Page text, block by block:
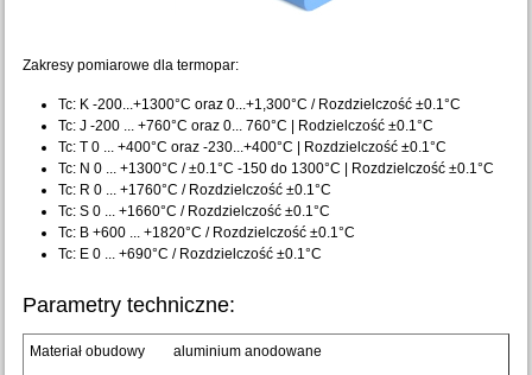
Zakresy pomiarowe dla termopar:
Tc: K -200...+1300°C oraz 0...+1,300°C / Rozdzielczość ±0.1°C
Tc: J -200 ... +760°C oraz 0... 760°C | Rodzielczość ±0.1°C
Tc: T 0 ... +400°C oraz -230...+400°C | Rozdzielczość ±0.1°C
Tc: N 0 ... +1300°C / ±0.1°C -150 do 1300°C | Rozdzielczość ±0.1°C
Tc: R 0 ... +1760°C / Rozdzielczość ±0.1°C
Tc: S 0 ... +1660°C / Rozdzielczość ±0.1°C
Tc: B +600 ... +1820°C / Rozdzielczość ±0.1°C
Tc: E 0 ... +690°C / Rozdzielczość ±0.1°C
Parametry techniczne:
Materiał obudowy aluminium anodowane